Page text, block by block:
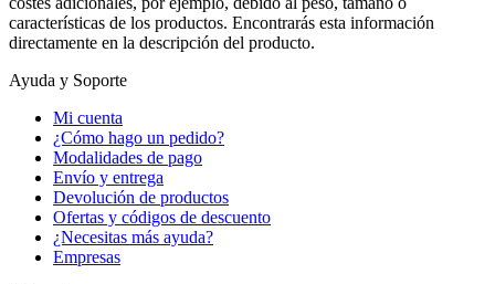
características de los productos. Encontrarás esta información
directamente en la descripción del producto.
Ayuda y Soporte
Mi cuenta
¿Cómo hago un pedido?
Modalidades de pago
Envío y entrega
Devolución de productos
Ofertas y códigos de descuento
¿Necesitas más ayuda?
Empresas